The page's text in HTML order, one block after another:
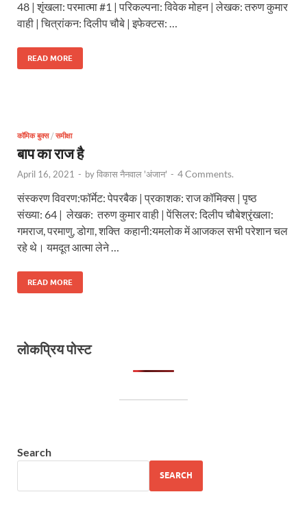
48 | शृंखला: परमात्मा #1 | परिकल्पना: विवेक मोहन | लेखक: तरुण कुमार
वाही | चित्रांकन: दिलीप चौबे | इफेक्टस: …
READ MORE
कॉमिक बुक्स/ समीक्षा
बाप का राज है
April 16, 2021 - byविकास नैनवाल 'अंजान' - 4 Comments.
संस्करण विवरण:फॉर्मेट: पेपरबैक | प्रकाशक: राज कॉमिक्स | पृष्ठ
संख्या: 64 | लेखक: तरुण कुमार वाही | पेंसिलर: दिलीप चौबेश्रृंखला:
गमराज, परमाणु, डोगा, शक्ति कहानी:यमलोक में आजकल सभी परेशान चल
रहे थे। यमदूत आत्मा लेने …
READ MORE
लोकप्रिय पोस्ट
Search
SEARCH